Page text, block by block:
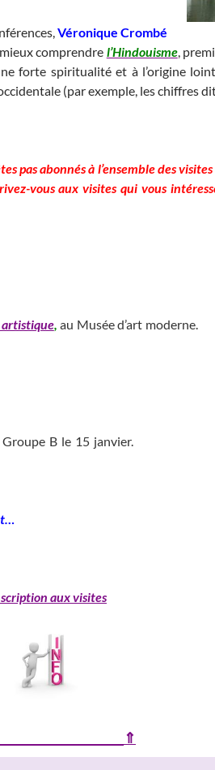
Véronique Crombé
comprendre l’Hindouisme,
forte spiritualité et à l’origine
(par exemple, les chiffres
pas abonnésà l’ensemble des
vous aux visites qui vous
,au Musée d’art moderne.
B le 15 janvier.
aux visites